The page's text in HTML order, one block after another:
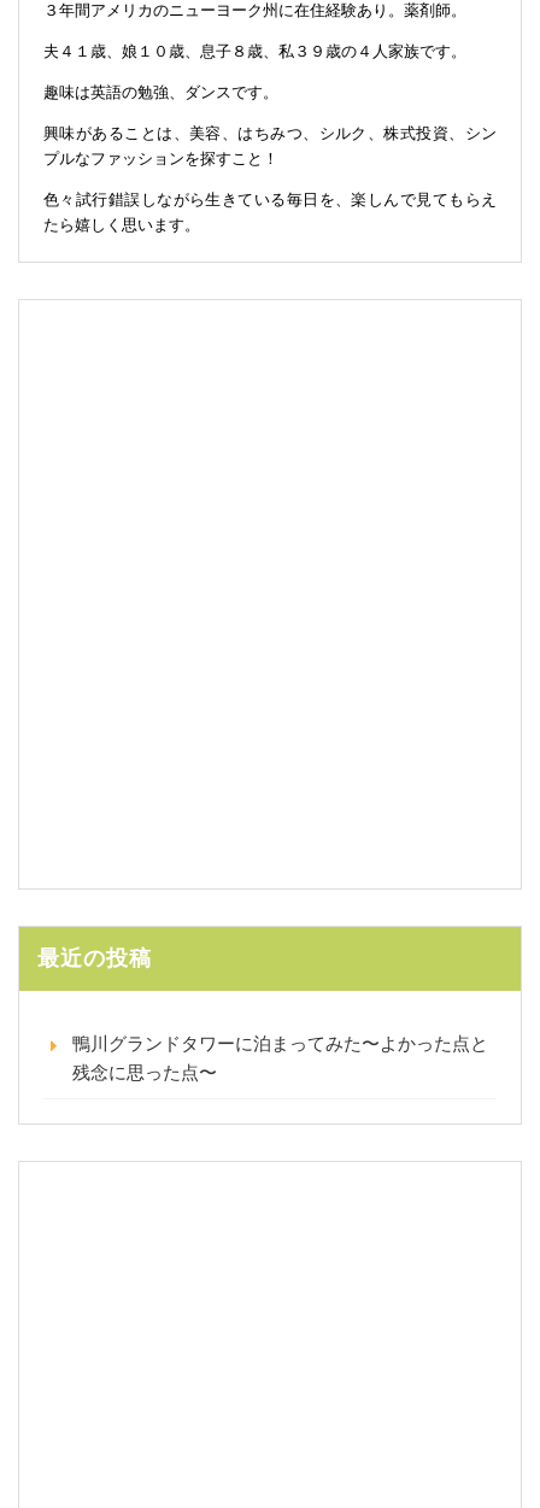
３年間アメリカのニューヨーク州に在住経験あり。薬剤師。
夫４１歳、娘１０歳、息子８歳、私３９歳の４人家族です。
趣味は英語の勉強、ダンスです。
興味があることは、美容、はちみつ、シルク、株式投資、シン
プルなファッションを探すこと！
色々試行錯誤しながら生きている毎日を、楽しんで見てもらえ
たら嬉しく思います。
最近の投稿
鴨川グランドタワーに泊まってみた〜よかった点と
残念に思った点〜